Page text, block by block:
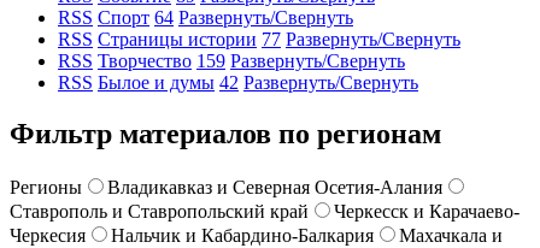
RSS Спорт 64 Развернуть/Свернуть
RSS Страницы истории 77 Развернуть/Свернуть
RSS Творчество 159 Развернуть/Свернуть
RSS Былое и думы 42 Развернуть/Свернуть
Фильтр материалов по регионам
Регионы
Владикавказ и Северная Осетия-Алания
Ставрополь и Ставропольский край
Черкесск и Карачаево-
Черкесия
Нальчик и Кабардино-Балкария
Махачкала и